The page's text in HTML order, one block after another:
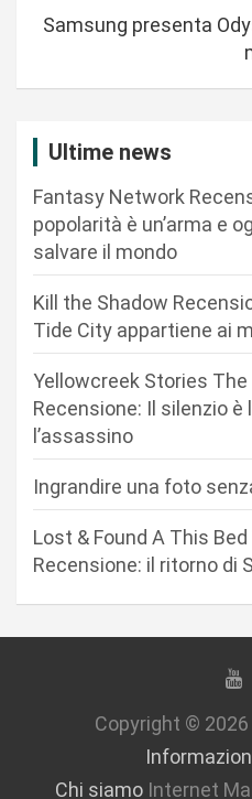
a
Samsung presenta
Ultime news
Fantasy Network
popolarità è un’arma e
salvare il mondo
Kill the Shadow
Tide City appartiene ai
Yellowcreek Stories
Recensione: Il silenzio è
l’assassino
Ingrandire una foto
Lost & Found A This
Recensione: il ritorno di
Copyright © 2026
Chi siamoInternet